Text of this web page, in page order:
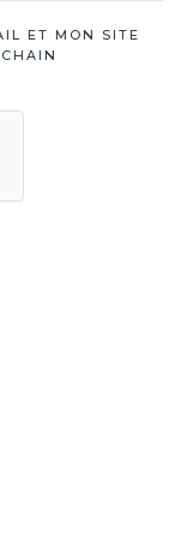
ET MON SITE